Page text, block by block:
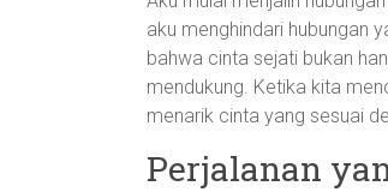
aku menghindari hubungan
bahwa cinta sejati bukan
mendukung. Ketika kita
menarik cinta yang sesuai
Perjalanan